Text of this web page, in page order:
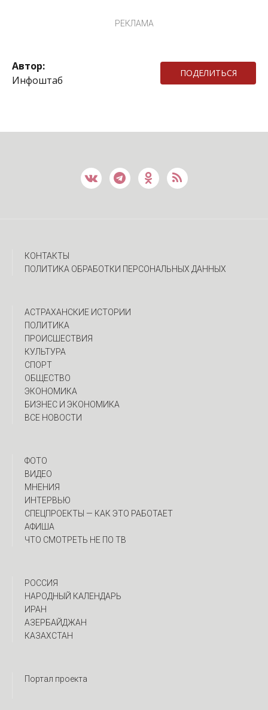
РЕКЛАМА
Автор:
Инфоштаб
ПОДЕЛИТЬСЯ
КОНТАКТЫ
ПОЛИТИКА ОБРАБОТКИ ПЕРСОНАЛЬНЫХ ДАННЫХ
АСТРАХАНСКИЕ ИСТОРИИ
ПОЛИТИКА
ПРОИСШЕСТВИЯ
КУЛЬТУРА
СПОРТ
ОБЩЕСТВО
ЭКОНОМИКА
БИЗНЕС И ЭКОНОМИКА
ВСЕ НОВОСТИ
ФОТО
ВИДЕО
МНЕНИЯ
ИНТЕРВЬЮ
CПЕЦПРОЕКТЫ — КАК ЭТО РАБОТАЕТ
АФИША
ЧТО СМОТРЕТЬ НЕ ПО ТВ
РОССИЯ
НАРОДНЫЙ КАЛЕНДАРЬ
ИРАН
АЗЕРБАЙДЖАН
КАЗАХСТАН
Портал проекта